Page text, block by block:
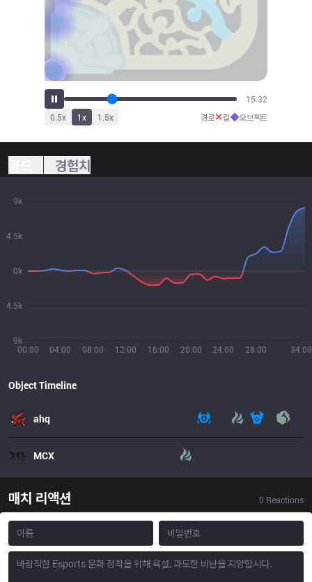
18:04
0.5x 1x 1.5x 경로✕킬◆오브젝트
경험치
00:00 04:00 08:00 12:00 16:00 20:00 24:00 28:00 34:00
9k
4.5k
0k
4.5k
9k
Object Timeline
ahq
MCX
매치 리액션 0 Reactions